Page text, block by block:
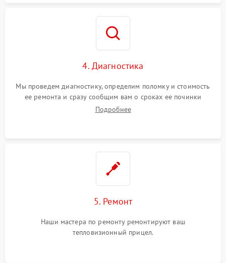
4. Диагностика
Мы проведем диагностику, определим поломку и стоимость
ее ремонта и сразу сообщим вам о сроках ее починки
Подробнее
5. Ремонт
Наши мастера по ремонту ремонтируют ваш
тепловизионный прицел.